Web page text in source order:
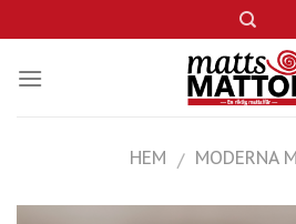
to
content
HEM / MODERNA